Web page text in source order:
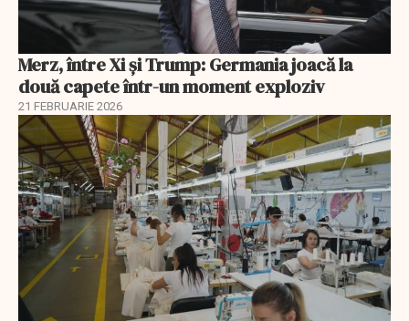
Merz, între Xi și Trump: Germania joacă la
două capete într-un moment exploziv
21 FEBRUARIE 2026